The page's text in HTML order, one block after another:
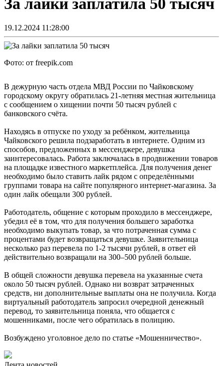
19.12.2024 11:28:00
Фото: от freepik.com
В дежурную часть отдела МВД России по Чайковскому
городскому округу обратилась 21-летняя местная жительница
с сообщением о хищении почти 50 тысяч рублей с
банковского счёта.
Находясь в отпуске по уходу за ребёнком, жительница
Чайковского решила подзаработать в интернете. Одним из
способов, предложенных в мессенджере, девушка
заинтересовалась. Работа заключалась в продвижении товаров
на площадке известного маркетплейса. Для получения денег
необходимо было ставить лайк рядом с определёнными
группами товара на сайте популярного интернет-магазина. За
один лайк обещали 300 рублей.
Работодатель, общение с которым проходило в мессенджере,
убедил её в том, что для получения большего заработка
необходимо выкупать товар, за что потраченная сумма с
процентами будет возвращаться девушке. Заявительница
несколько раз перевела по 1-2 тысячи рублей, в ответ ей
действительно возвращали на 300–500 рублей больше.
В общей сложности девушка перевела на указанные счета
около 50 тысяч рублей. Однако ни возврат затраченных
средств, ни дополнительные выплаты она не получила. Когда
виртуальный работодатель запросил очередной денежный
перевод, то заявительница поняла, что общается с
мошенниками, после чего обратилась в полицию.
Возбуждено уголовное дело по статье «Мошенничество».